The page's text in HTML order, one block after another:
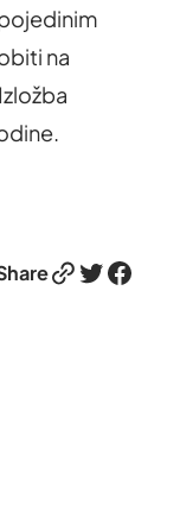
na
Link Twitter Facebook